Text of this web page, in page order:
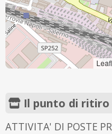
Il punto di ritiro
ATTIVITA' DI POSTE